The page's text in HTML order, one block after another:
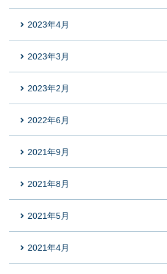
2023年4月
2023年3月
2023年2月
2022年6月
2021年9月
2021年8月
2021年5月
2021年4月